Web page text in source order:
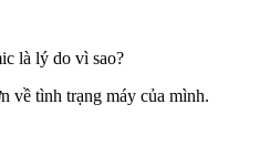
là lý do vì sao?
về tình trạng máy của mình.